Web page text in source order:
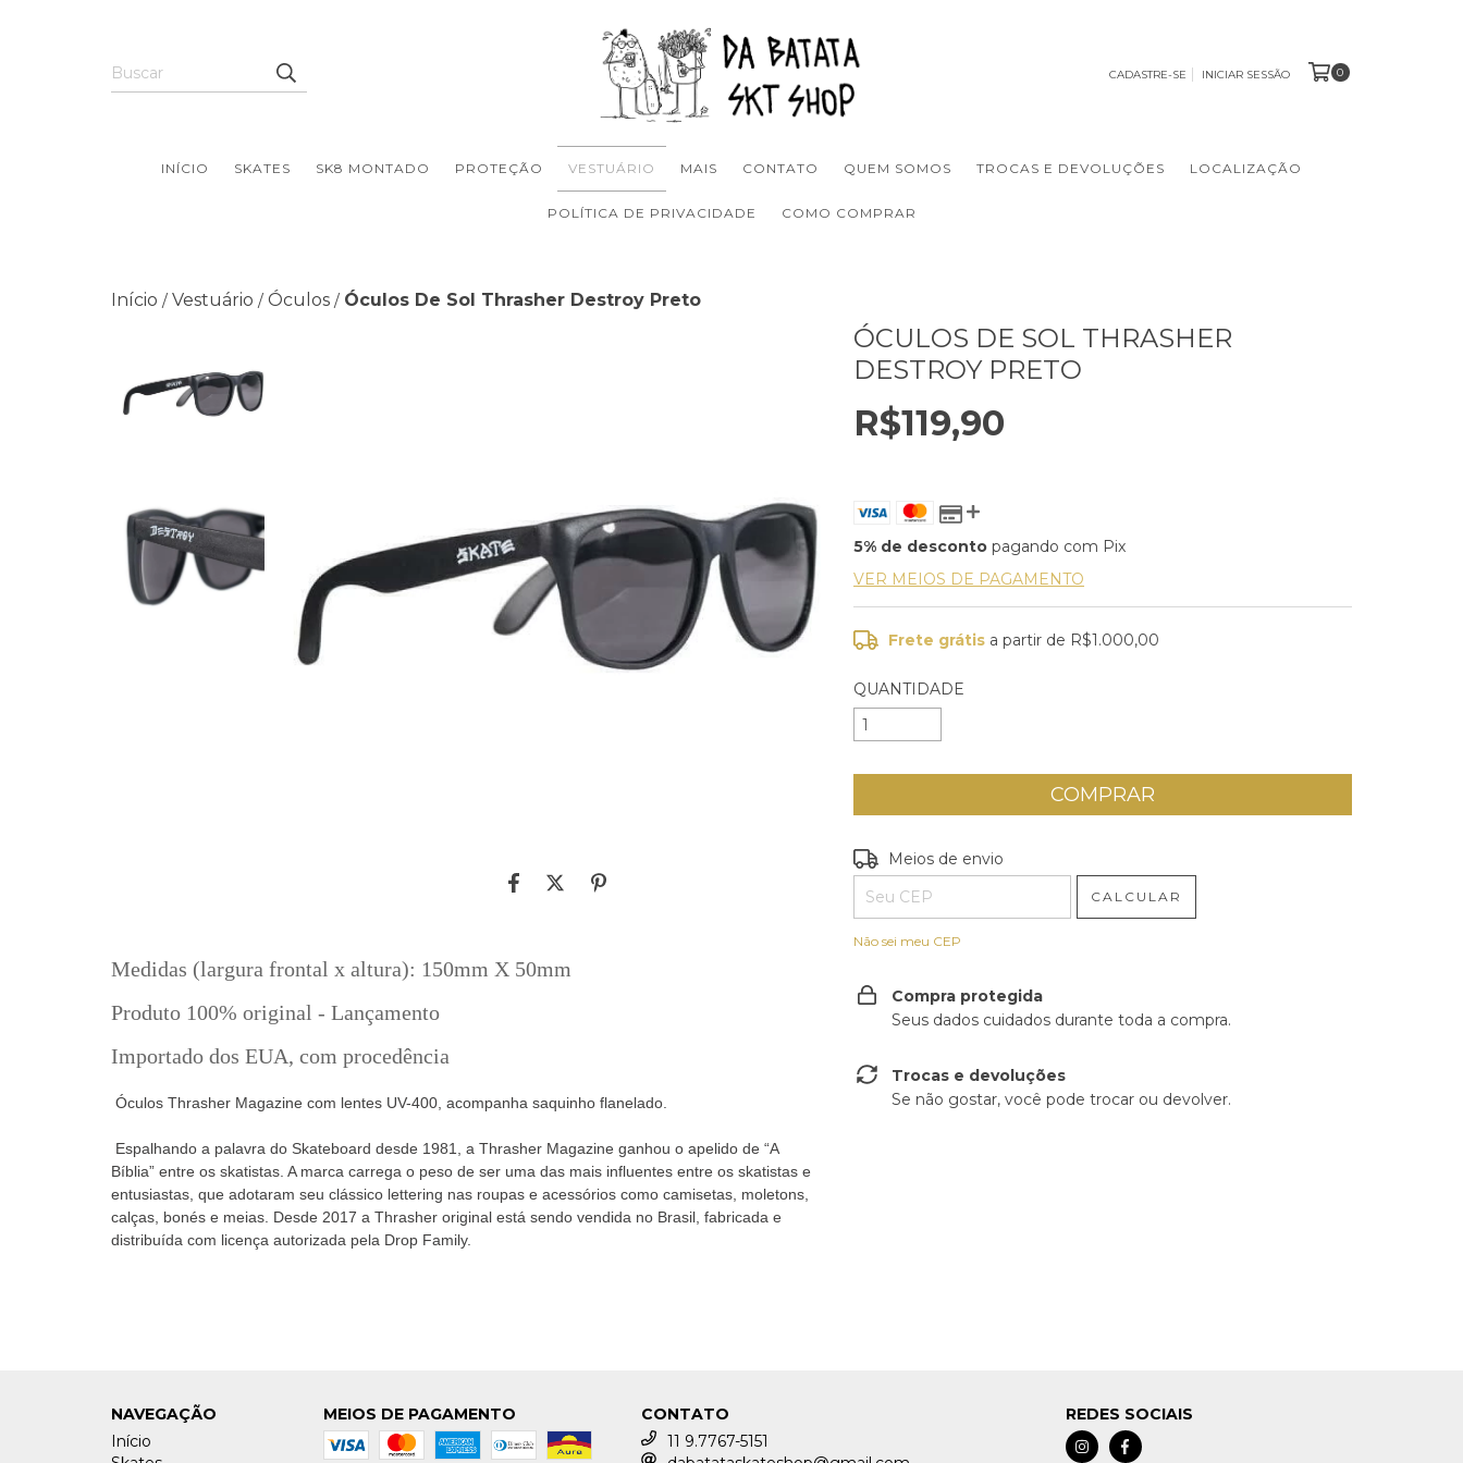
CADASTRE-SE INICIAR SESSÃO 0
INÍCIO SKATES SK8 MONTADO PROTEÇÃO VESTUÁRIO MAIS CONTATO QUEM SOMOS TROCAS E DEVOLUÇÕES LOCALIZAÇÃO
POLÍTICA DE PRIVACIDADE COMO COMPRAR
Início / Vestuário / Óculos / Óculos De Sol Thrasher Destroy Preto
Medidas (largura frontal x altura): 150mm X 50mm
Produto 100% original - Lançamento
Importado dos EUA, com procedência
Óculos Thrasher Magazine com lentes UV-400, acompanha saquinho flanelado.
Espalhando a palavra do Skateboard desde 1981, a Thrasher Magazine ganhou o apelido de “A
Bíblia” entre os skatistas. A marca carrega o peso de ser uma das mais influentes entre os skatistas e
entusiastas, que adotaram seu clássico lettering nas roupas e acessórios como camisetas, moletons,
calças, bonés e meias. Desde 2017 a Thrasher original está sendo vendida no Brasil, fabricada e
distribuída com licença autorizada pela Drop Family.
ÓCULOS DE SOL THRASHER
DESTROY PRETO
R$119,90
5% de desconto pagando com Pix
VER MEIOS DE PAGAMENTO
Frete grátis a partir de R$1.000,00
QUANTIDADE
Entregas para o CEP:
Meios de envio
CALCULAR
Não sei meu CEP
Compra protegida
Seus dados cuidados durante toda a compra.
Trocas e devoluções
Se não gostar, você pode trocar ou devolver.
NAVEGAÇÃO
Início
MEIOS DE PAGAMENTO
CONTATO
11 9.7767-5151
REDES SOCIAIS